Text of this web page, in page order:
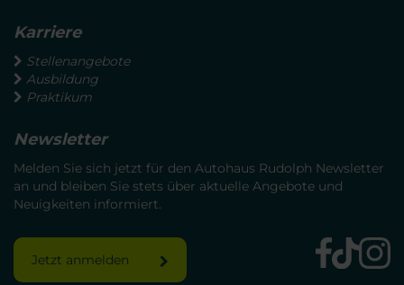
Karriere
Stellenangebote
Ausbildung
Praktikum
Newsletter
Melden Sie sich jetzt für den Autohaus Rudolph Newsletter
an und bleiben Sie stets über aktuelle Angebote und
Neuigkeiten informiert.
Jetzt anmelden